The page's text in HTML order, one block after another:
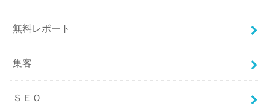
無料レポート
集客
ＳＥＯ